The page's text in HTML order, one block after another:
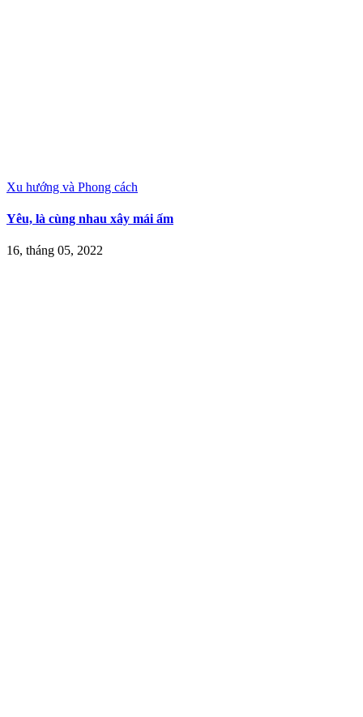
Xu hướng và Phong cách
Yêu, là cùng nhau xây mái ấm
16, tháng 05, 2022